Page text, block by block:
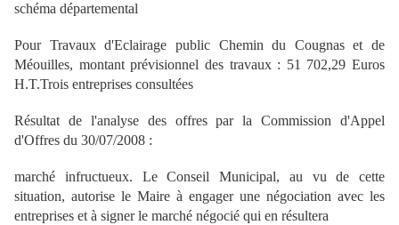
schéma départemental
Pour Travaux d'Eclairage public Chemin du Cougnas et de
Méouilles, montant prévisionnel des travaux : 51 702,29 Euros
H.T.Trois entreprises consultées
Résultat de l'analyse des offres par la Commission d'Appel
d'Offres du 30/07/2008 :
marché infructueux. Le Conseil Municipal, au vu de cette
situation, autorise le Maire à engager une négociation avec les
entreprises et à signer le marché négocié qui en résultera